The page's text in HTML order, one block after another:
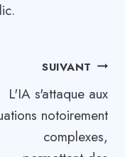
SUIVANT
L'IA s'attaque aux
notoirement
complexes,